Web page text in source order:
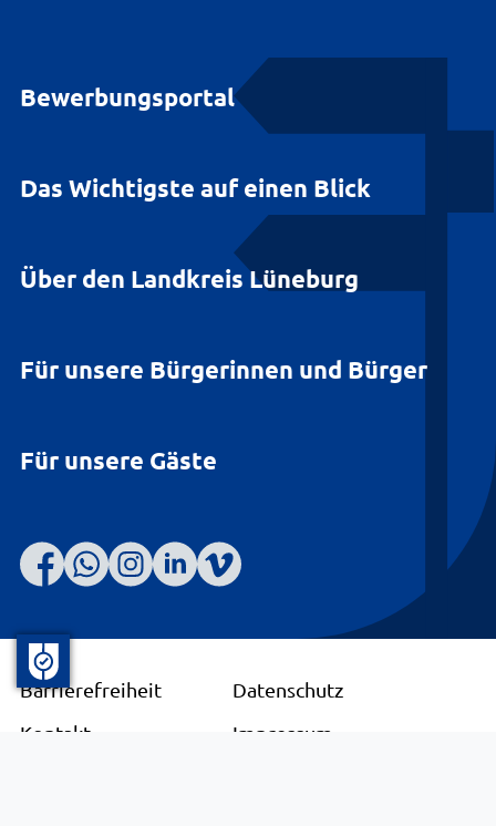
Bewerbungsportal
Das Wichtigste auf einen Blick
Über den Landkreis Lüneburg
Für unsere Bürgerinnen und Bürger
Für unsere Gäste
Barrierefreiheit
Datenschutz
Kontakt
Impressum